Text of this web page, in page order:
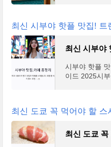
최신 시부야 핫플 맛집! 트
시부야 핫플
이드 2025시
최신 도쿄 꼭 먹어야 할 스